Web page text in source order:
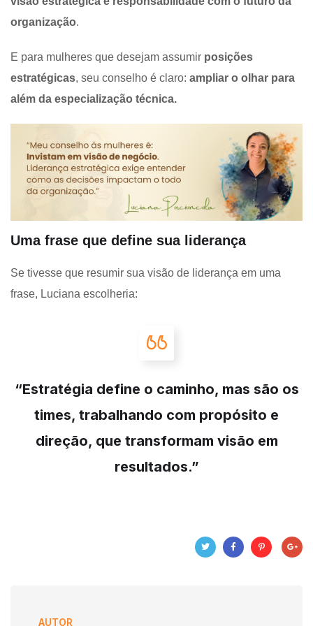
organização.
E para mulheres que desejam assumir posições
estratégicas, seu conselho é claro: ampliar o olhar para
além da especialização técnica.
Uma frase que define sua liderança
Se tivesse que resumir sua visão de liderança em uma
frase, Luciana escolheria:
“Estratégia define o caminho, mas são os
times, trabalhando com propósito e
direção, que transformam visão em
resultados.”
AUTOR